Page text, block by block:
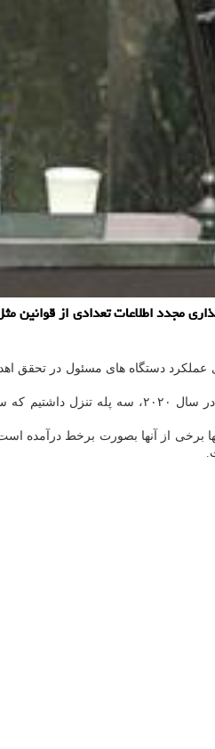
اطلاعات تعدادی از قوانین
عملکرد دستگاه های مسئول در تحقق
ایشان سپس اظهار داشت: فرصتی برای پای کار آمدن دولت هوشمند به وجود آمده که لازمه
باید تشکیل گردد، تنها ۱۵ پنجره واحد به وجود آمده است. هچنین از ۱۶۶۳ خدمات